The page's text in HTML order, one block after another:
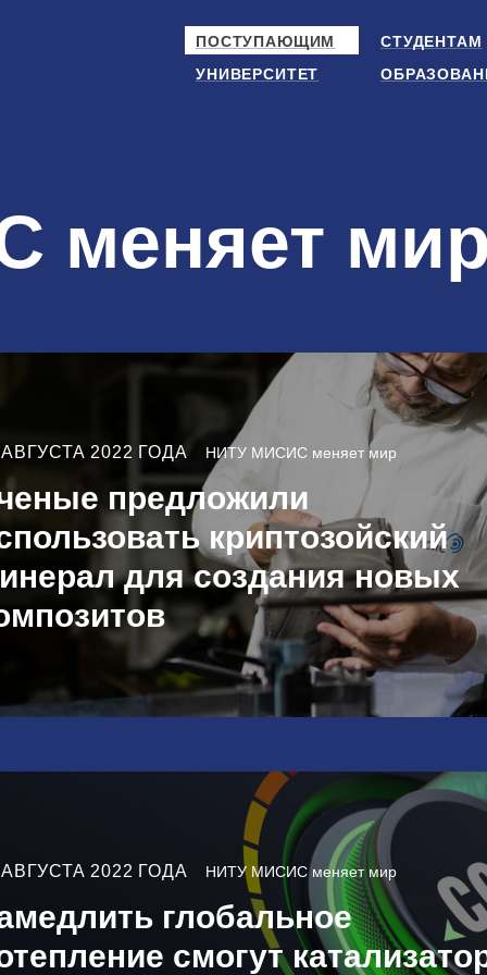
ПОСТУПАЮЩИМ
СТУДЕНТАМ
УНИВЕРСИТЕТ
меняет
2022 ГОДА НИТУ МИСИС меняет мир
предложили
криптозойский
для создания новых
2022 ГОДА НИТУ МИСИС меняет мир
глобальное
смогут